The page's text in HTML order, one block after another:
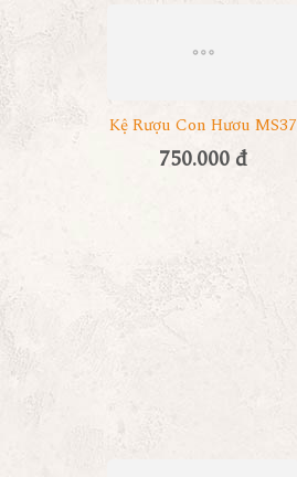
Kệ Rượu Con Hươu MS37
750.000 đ